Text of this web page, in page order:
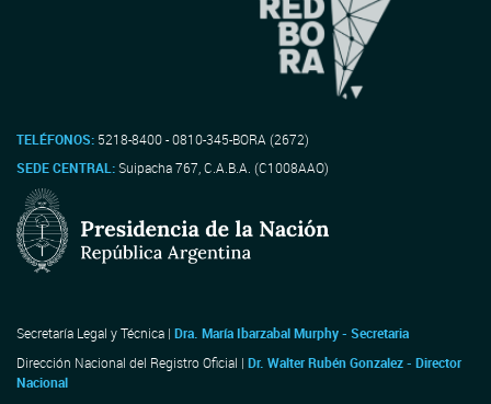
TELÉFONOS: 5218-8400 - 0810-345-BORA (2672)
SEDE CENTRAL:Suipacha 767, C.A.B.A. (C1008AAO)
Secretaría Legal y Técnica | Dra. María Ibarzabal Murphy - Secretaria
Dirección Nacional del Registro Oficial | Dr. Walter Rubén Gonzalez - Director
Nacional